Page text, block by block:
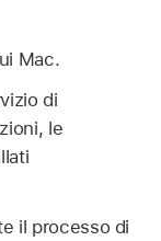
Mac.
di
le
il processo di